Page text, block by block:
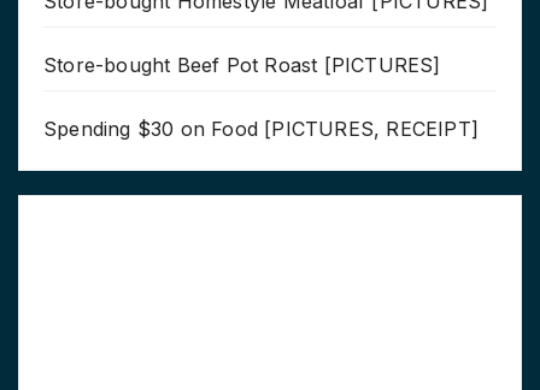
Store-bought Beef Pot Roast [PICTURES]
Spending $30 on Food [PICTURES, RECEIPT]